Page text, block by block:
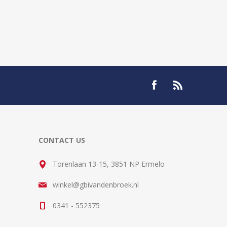
CONTACT US
Torenlaan 13-15, 3851 NP Ermelo
winkel@gbivandenbroek.nl
0341 - 552375